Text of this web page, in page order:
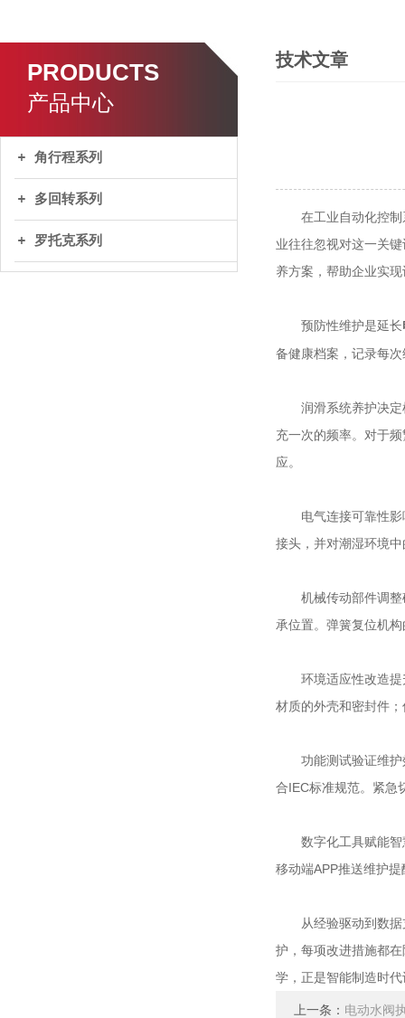
PRODUCTS
产品中心
角行程系列
多回转系列
罗托克系列
技术文章
在工业自动化控制系
业往往忽视对这一关
养方案，帮助企业实
预防性维护是延长
备健康档案，记录每
润滑系统养护决定机
充一次的频率。对于
应。
电气连接可靠性影响
接头，并对潮湿环境
机械传动部件调整确
承位置。弹簧复位机
环境适应性改造提升
材质的外壳和密封件
功能测试验证维护效
合IEC标准规范。紧急
数字化工具赋能智慧
移动端APP推送维护
从经验驱动到数据支
护，每项改进措施都
学，正是智能制造时
上一条： 电动水阀